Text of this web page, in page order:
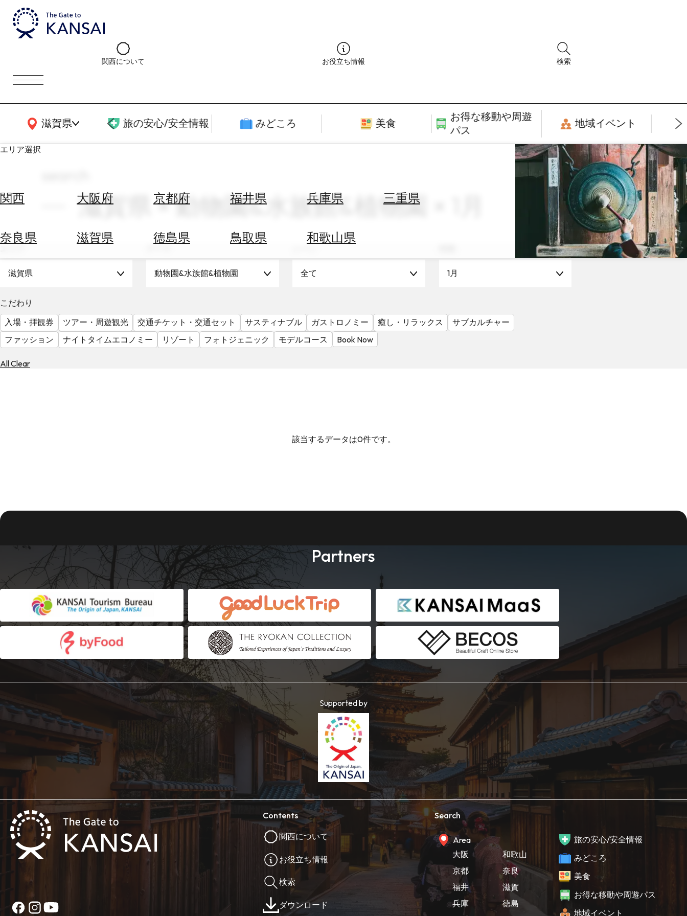
関西について お役立ち情報 検索
滋賀県
関西広域MAP 旅の安心/安全情報 みどころ 美食
お得な移動や周遊
パス
地域イベント
エリア選択
関西 大阪府 京都府 福井県 兵庫県 三重県
奈良県 滋賀県 徳島県 鳥取県 和歌山県
ホ
す
替
を
調
べ
天
滋賀県 × 動物園&水族館&植物園 × 1月
滋賀県 動物園&水族館&植物園 全て 1月
こだわり
入場・拝観券
ツアー・周遊観光 交通チケット・交通セット サスティナブル ガストロノミー 癒し・リラックス
サブカルチャー
ファッション
ナイトタイムエコノミー リゾート フォトジェニック モデルコース Book Now
All Clear
該当するデータは0件です。
Partners
Supported by
Contents
関西について
お役立ち情報
検索
ダウンロード
Search
Area
大阪
京都
福井
兵庫
和歌山
奈良
滋賀
徳島
旅の安心/安全情報
みどころ
美食
お得な移動や周遊パス
地域イベント